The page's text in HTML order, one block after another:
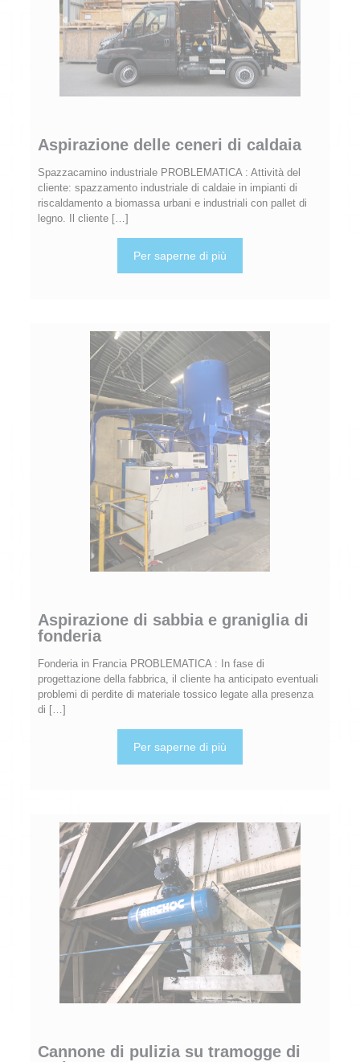
Aspirazione delle ceneri di caldaia
Spazzacamino industriale PROBLEMATICA : Attività del
cliente: spazzamento industriale di caldaie in impianti di
riscaldamento a biomassa urbani e industriali con pallet di
legno. Il cliente[…]
Per saperne di più
Aspirazione di sabbia e graniglia di
fonderia
Fonderia in Francia PROBLEMATICA : In fase di
progettazione della fabbrica, il cliente ha anticipato eventuali
problemi di perdite di materiale tossico legate alla presenza
di […]
Per saperne di più
Cannone di pulizia su tramogge di